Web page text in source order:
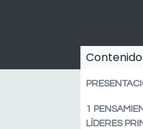
1
LÍDERES